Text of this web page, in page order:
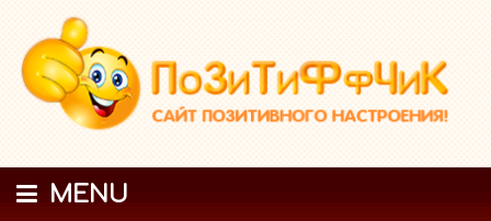
MENU